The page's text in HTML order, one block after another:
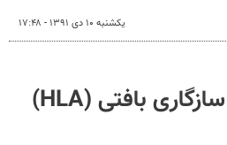
یکشنبه ۱۰ دی ۱۳۹۱ - ۱۷:۴۸
مفاهیم: آنتی ژن سازگاری بافتی (HLA)